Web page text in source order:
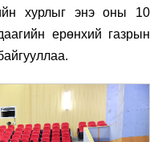
хурлыг энэ оны 10
ерөнхий газрын